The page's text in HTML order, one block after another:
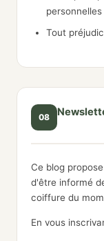
personnelles
Tout
08
Ce blog
d'être informé
coiffure du
En vous